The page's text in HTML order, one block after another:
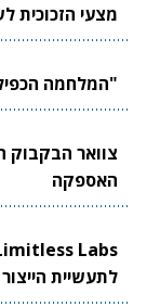
מצעי הזכוכית
"המלחמה הכפילה פי 5 את שוק
האספקה
לתעשיית הייצור